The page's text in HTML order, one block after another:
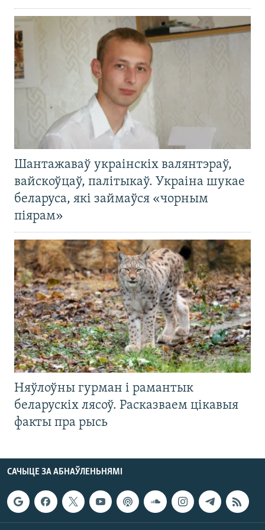
Шантажаваў украінскіх валянтэраў,
вайскоўцаў, палітыкаў. Украіна шукае
беларуса, які займаўся «чорным
піярам»
Няўлоўны гурман і рамантык
беларускіх лясоў. Расказваем цікавыя
факты пра рысь
САЧЫЦЕ ЗА АБНАЎЛЕНЬНЯМІ